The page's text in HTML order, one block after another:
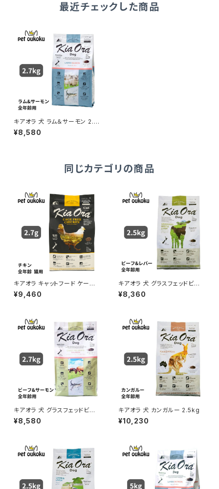
最近チェックした商品
キアオラ 犬 ラム＆サーモン 2.7
kg
¥8,580
同じカテゴリの商品
キアオラ キャットフード ケージ
フリーチキン 2.7kg KiaOra 4
963974020794
¥9,460
キアオラ 犬 グラスフェッドビー
フ＆レバー 2.5kg
¥8,360
キアオラ 犬 グラスフェッドビー
フ＆サーモン 2.7㎏
¥8,580
キアオラ 犬 カンガルー 2.5kg
¥10,230